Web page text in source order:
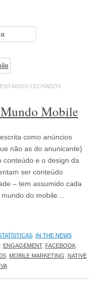
FECHADOS
Mobile
como anúncios
não as do anunicante)
conteúdo e o design da
ser conteúdo
– tem assumido cada
mundo do mobile…
, IN THE NEWS,
ENGAGEMENT, FACEBOOK,
, MOBILE MARKETING
NATIVE